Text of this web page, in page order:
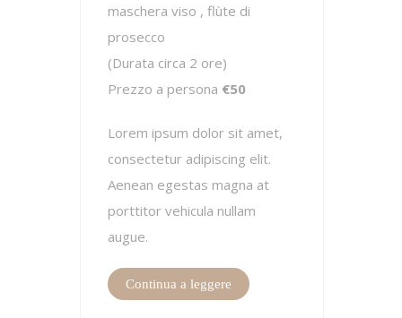
maschera viso , flùte di
prosecco
(Durata circa 2 ore)
Prezzo a persona €50
Lorem ipsum dolor sit amet,
consectetur adipiscing elit.
Aenean egestas magna at
porttitor vehicula nullam
augue.
Continua a leggere